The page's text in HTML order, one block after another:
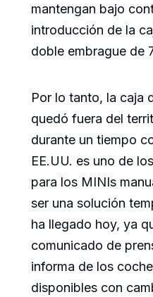
mantengan bajo
introducción de la
doble embrague de
Por lo tanto, la caja
quedó fuera del
durante un tiempo
EE.UU. es uno de
para los MINIs
ser una solución
ha llegado hoy, ya
comunicado de
informa de los
disponibles con